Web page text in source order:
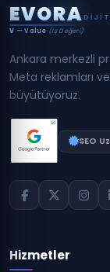
EVORA
V — Value (İş Değeri)
Ankara merkezli
Meta reklamları
büyütüyoruz.
SEO
Hizmetler